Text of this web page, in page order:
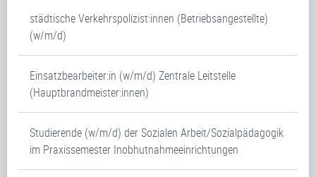
städtische Verkehrspolizist:innen (Betriebsangestellte)
(w/m/d)
Einsatzbearbeiter:in (w/m/d) Zentrale Leitstelle
(Hauptbrandmeister:innen)
Studierende (w/m/d) der Sozialen Arbeit/Sozialpädagogik
im Praxissemester Inobhutnahmeeinrichtungen